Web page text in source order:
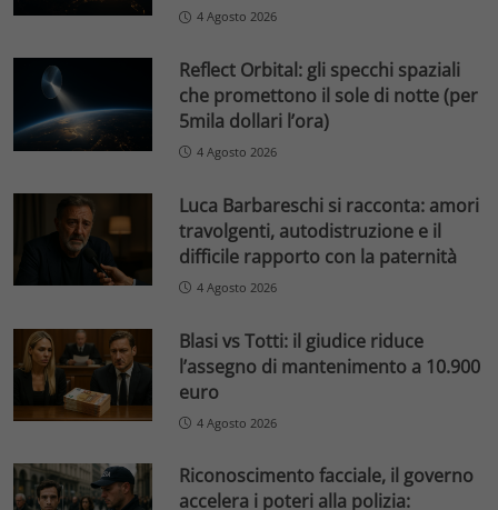
4 Agosto 2026
Reflect Orbital: gli specchi spaziali
che promettono il sole di notte (per
5mila dollari l’ora)
4 Agosto 2026
Luca Barbareschi si racconta: amori
travolgenti, autodistruzione e il
difficile rapporto con la paternità
4 Agosto 2026
Blasi vs Totti: il giudice riduce
l’assegno di mantenimento a 10.900
euro
4 Agosto 2026
Riconoscimento facciale, il governo
accelera i poteri alla polizia: